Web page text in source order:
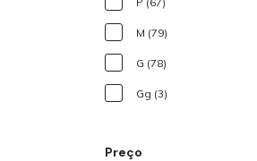
M (79)
G (78)
Gg (3)
Preço